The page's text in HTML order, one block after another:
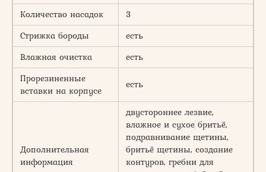
Количество насадок
3
Стрижка бороды
есть
Влажная очистка
есть
Прорезиненные
вставки на корпусе
есть
Дополнительная
информация
двустороннее лезвие,
влажное и сухое бритьё,
подравнивание щетины,
бритьё щетины, создание
контуров, гребни для